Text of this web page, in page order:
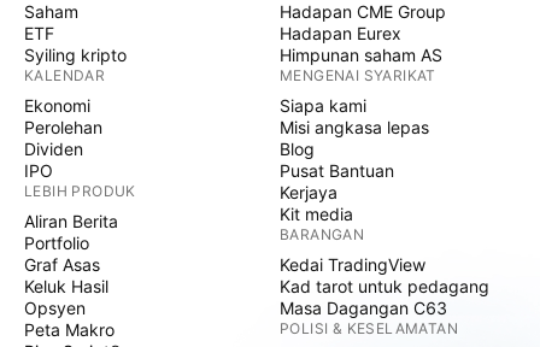
Saham
ETF
Syiling kripto
KALENDAR
Ekonomi
Perolehan
Dividen
IPO
LEBIH PRODUK
Aliran Berita
Portfolio
Graf Asas
Keluk Hasil
Opsyen
Peta Makro
Hadapan CME Group
Hadapan Eurex
Himpunan saham AS
MENGENAI SYARIKAT
Siapa kami
Misi angkasa lepas
Blog
Pusat Bantuan
Kerjaya
Kit media
BARANGAN
Kedai TradingView
Kad tarot untuk pedagang
Masa Dagangan C63
POLISI & KESELAMATAN